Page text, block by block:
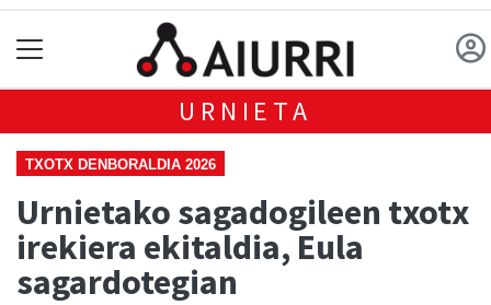
URNIETA
TXOTX DENBORALDIA 2026
Urnietako sagadogileen txotx
irekiera ekitaldia, Eula
sagardotegian